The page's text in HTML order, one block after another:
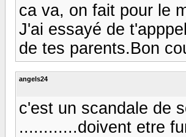
ca va, on fait pour le
J'ai essayé de
de tes parents.Bon
angels24
c'est un scandale de
............doivent etre